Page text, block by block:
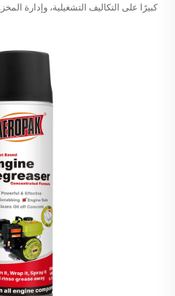
كبيرًا على التكاليف التشغيلية، وإدارة